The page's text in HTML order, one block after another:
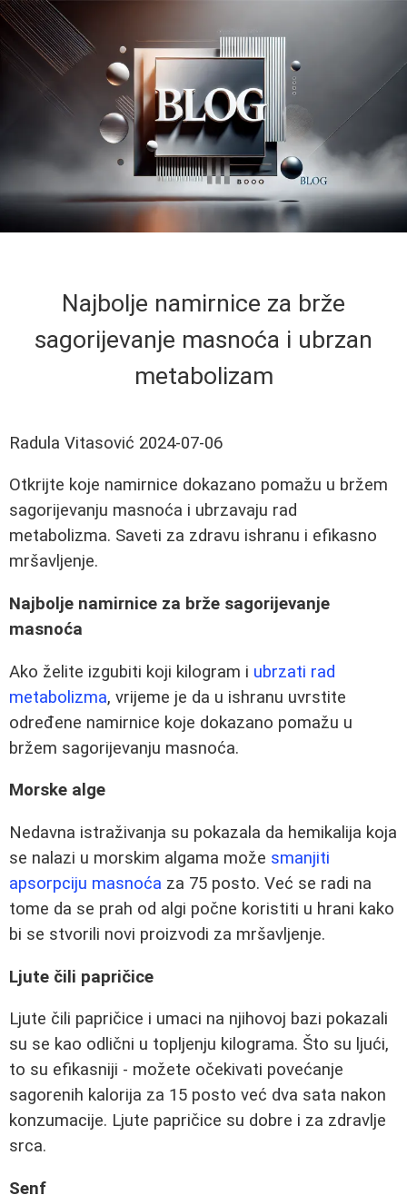
Najbolje namirnice za brže
sagorijevanje masnoća i ubrzan
metabolizam
Radula Vitasović 2024-07-06
Otkrijte koje namirnice dokazano pomažu u bržem
sagorijevanju masnoća i ubrzavaju rad
metabolizma. Saveti za zdravu ishranu i efikasno
mršavljenje.
Najbolje namirnice za brže sagorijevanje
masnoća
Ako želite izgubiti koji kilogram i ubrzati rad
metabolizma, vrijeme je da u ishranu uvrstite
određene namirnice koje dokazano pomažu u
bržem sagorijevanju masnoća.
Morske alge
Nedavna istraživanja su pokazala da hemikalija koja
se nalazi u morskim algama može smanjiti
apsorpciju masnoća za 75 posto. Već se radi na
tome da se prah od algi počne koristiti u hrani kako
bi se stvorili novi proizvodi za mršavljenje.
Ljute čili papričice
Ljute čili papričice i umaci na njihovoj bazi pokazali
su se kao odlični u topljenju kilograma. Što su ljući,
to su efikasniji - možete očekivati povećanje
sagorenih kalorija za 15 posto već dva sata nakon
konzumacije. Ljute papričice su dobre i za zdravlje
srca.
Senf